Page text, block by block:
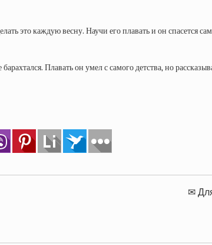
это каждую весну. Научи его плавать и он спасется
Плавать он умел с самого детства, но
✉